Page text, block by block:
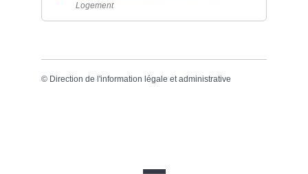
Logement
© Direction de l'information légale et administrative